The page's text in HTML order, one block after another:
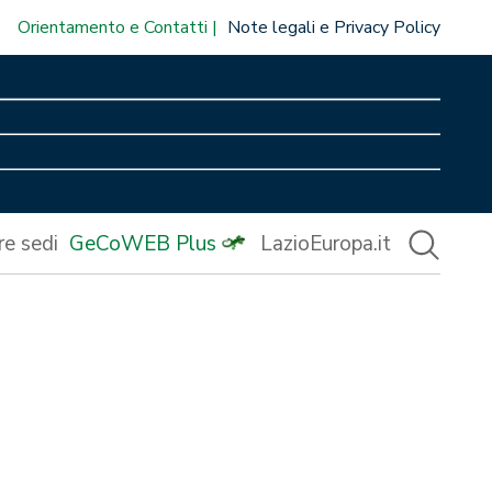
Orientamento e Contatti Note legali e Privacy Policy
sedi GeCoWEB Plus LazioEuropa.it